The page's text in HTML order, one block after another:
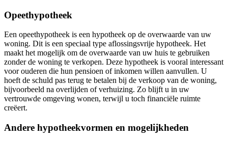
Opeethypotheek
Een opeethypotheek is een hypotheek op de overwaarde van uw
woning. Dit is een speciaal type aflossingsvrije hypotheek. Het
maakt het mogelijk om de overwaarde van uw huis te gebruiken
zonder de woning te verkopen. Deze hypotheek is vooral interessant
voor ouderen die hun pensioen of inkomen willen aanvullen. U
hoeft de schuld pas terug te betalen bij de verkoop van de woning,
bijvoorbeeld na overlijden of verhuizing. Zo blijft u in uw
vertrouwde omgeving wonen, terwijl u toch financiële ruimte
creëert.
Andere hypotheekvormen en mogelijkheden